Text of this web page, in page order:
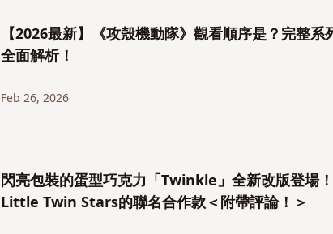
【2026最新】《攻殼機動隊》觀看順序是？完整
全面解析！
Feb 26, 2026
閃亮包裝的蛋型巧克力「Twinkle」全新改版登場
Little Twin Stars的聯名合作款＜附帶評論！＞